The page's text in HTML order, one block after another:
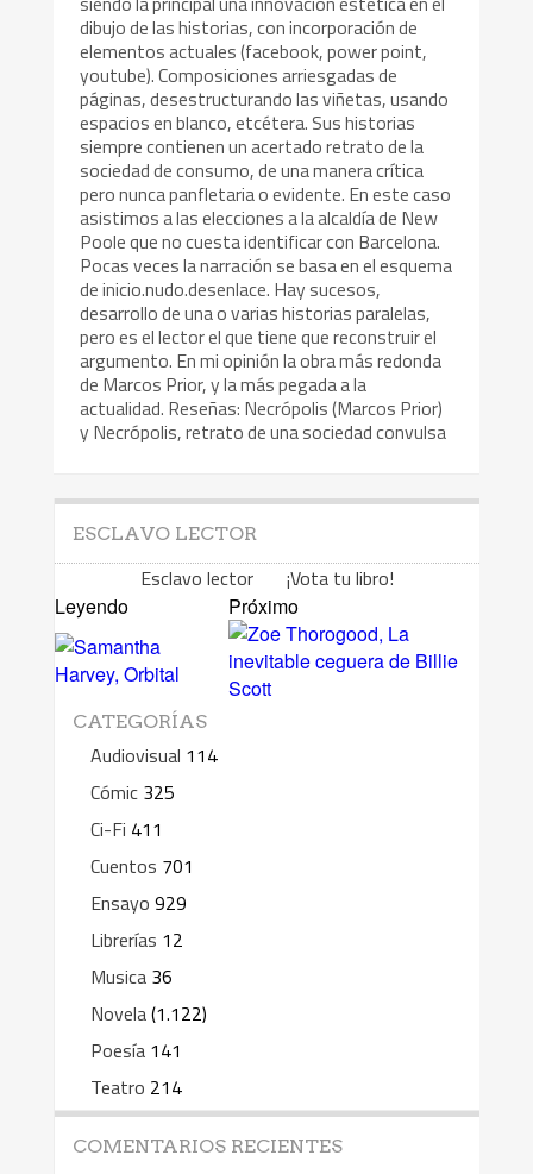
dibujo de las historias, con incorporación de
elementos actuales (facebook, power point,
youtube). Composiciones arriesgadas de
páginas, desestructurando las viñetas, usando
espacios en blanco, etcétera. Sus historias
siempre contienen un acertado retrato de la
sociedad de consumo, de una manera crítica
pero nunca panfletaria o evidente. En este caso
asistimos a las elecciones a la alcaldía de New
Poole que no cuesta identificar con Barcelona.
Pocas veces la narración se basa en el esquema
de inicio.nudo.desenlace. Hay sucesos,
desarrollo de una o varias historias paralelas,
pero es el lector el que tiene que reconstruir el
argumento. En mi opinión la obra más redonda
de Marcos Prior, y la más pegada a la
actualidad. Reseñas: Necrópolis (Marcos Prior)
y Necrópolis, retrato de una sociedad convulsa
ESCLAVO LECTOR
Esclavo lector ¡Vota tu libro!
Leyendo Próximo
CATEGORÍAS
Audiovisual 114
Cómic 325
Ci-Fi 411
Cuentos 701
Ensayo 929
Librerías 12
Musica 36
Novela(1.122)
Poesía 141
Teatro 214
COMENTARIOS RECIENTES